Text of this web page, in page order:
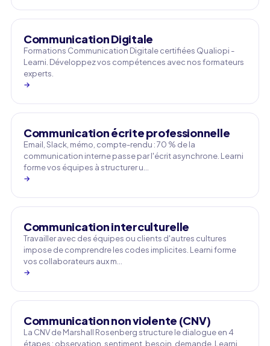
Communication Digitale
Formations Communication Digitale certifiées Qualiopi -
Learni. Développez vos compétences avec nos formateurs
experts.
→
Communication écrite professionnelle
Email, Slack, mémo, compte-rendu : 70 % de la
communication interne passe par l'écrit asynchrone. Learni
forme vos équipes à structurer u…
→
Communication interculturelle
Travailler avec des équipes ou clients d'autres cultures
impose de comprendre les codes implicites. Learni forme
vos collaborateurs aux m…
→
Communication non violente (CNV)
La CNV de Marshall Rosenberg structure le dialogue en 4
étapes : observation, sentiment, besoin, demande. Learni